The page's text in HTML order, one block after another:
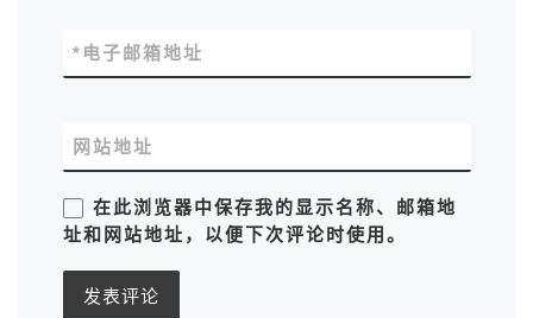
电子邮箱地址
*
网站地址
在此浏览器中保存我的显示名称、邮箱地
址和网站地址，以便下次评论时使用。